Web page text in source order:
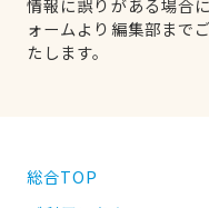
情報に誤りがある場合
ォームより編集部まで
たします。
総合TOP